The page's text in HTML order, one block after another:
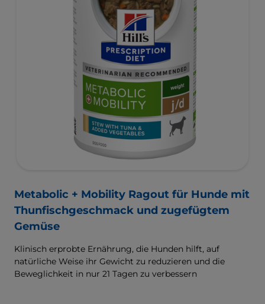
Metabolic + Mobility Ragout für Hunde mit
Thunfischgeschmack und zugefügtem
Gemüse
Klinisch erprobte Ernährung, die Hunden hilft, auf
natürliche Weise ihr Gewicht zu reduzieren und die
Beweglichkeit in nur 21 Tagen zu verbessern